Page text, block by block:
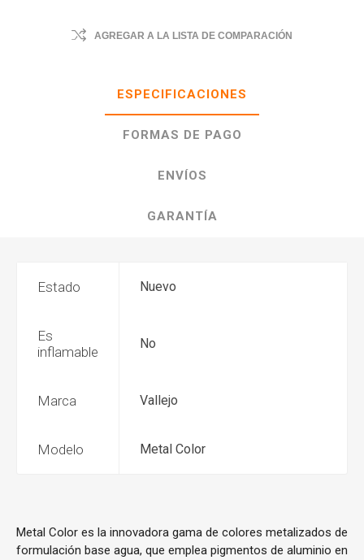
AGREGAR A LA LISTA DE COMPARACIÓN
ESPECIFICACIONES
FORMAS DE PAGO
ENVÍOS
GARANTÍA
Estado Nuevo
Es
inflamable
No
Marca Vallejo
Modelo Metal Color
Metal Color es la innovadora gama de colores metalizados de
formulación base agua, que emplea pigmentos de aluminio en